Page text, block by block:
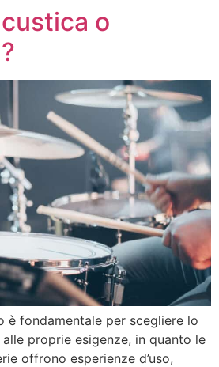
o
è fondamentale per scegliere lo
proprie esigenze, in quanto le
offrono esperienze d’uso,